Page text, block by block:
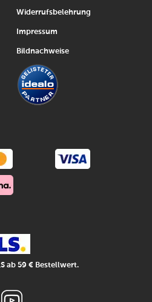
Widerrufsbelehrung
Impressum
Bildnachweise
ab 59 € Bestellwert.